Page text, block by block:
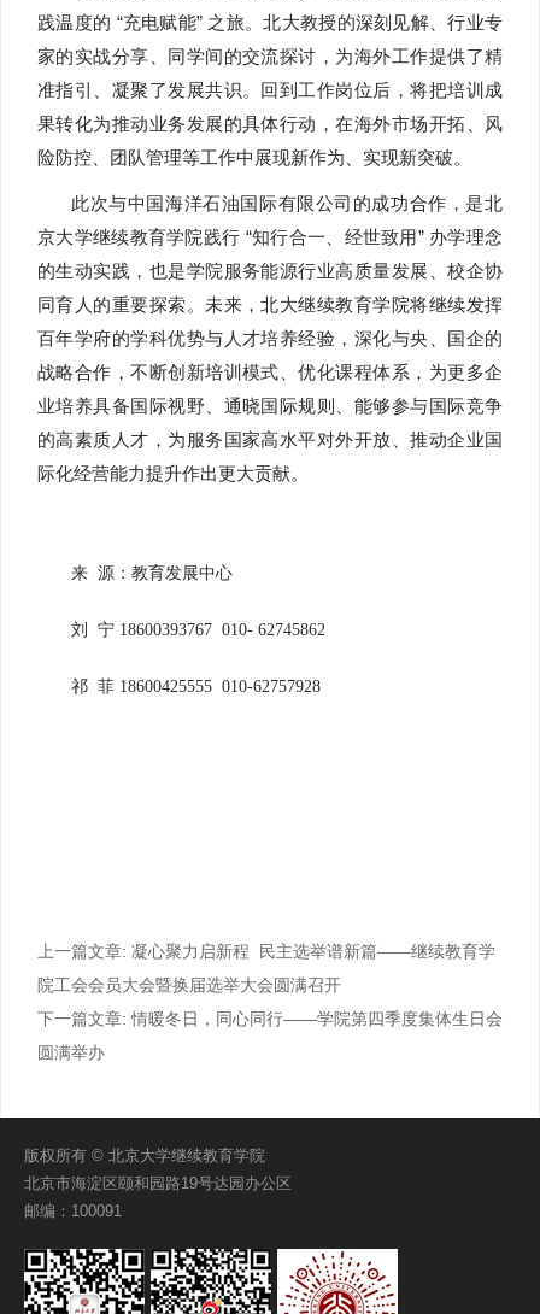
践温度的 “充电赋能” 之旅。北大教授的深刻见解、行业专
家的实战分享、同学间的交流探讨，为海外工作提供了精
准指引、凝聚了发展共识。回到工作岗位后，将把培训成
果转化为推动业务发展的具体行动，在海外市场开拓、风
险防控、团队管理等工作中展现新作为、实现新突破。
此次与中国海洋石油国际有限公司的成功合作，是北
京大学继续教育学院践行 “知行合一、经世致用” 办学理念
的生动实践，也是学院服务能源行业高质量发展、校企协
同育人的重要探索。未来，北大继续教育学院将继续发挥
百年学府的学科优势与人才培养经验，深化与央、国企的
战略合作，不断创新培训模式、优化课程体系，为更多企
业培养具备国际视野、通晓国际规则、能够参与国际竞争
的高素质人才，为服务国家高水平对外开放、推动企业国
际化经营能力提升作出更大贡献。
来 源：教育发展中心
刘 宁 18600393767 010- 62745862
祁 菲 18600425555 010-62757928
上一篇文章: 凝心聚力启新程 民主选举谱新篇——继续教育学
院工会会员大会暨换届选举大会圆满召开
下一篇文章:情暖冬日，同心同行——学院第四季度集体生日会
圆满举办
版权所有 © 北京大学继续教育学院
北京市海淀区颐和园路19号达园办公区
邮编：100091